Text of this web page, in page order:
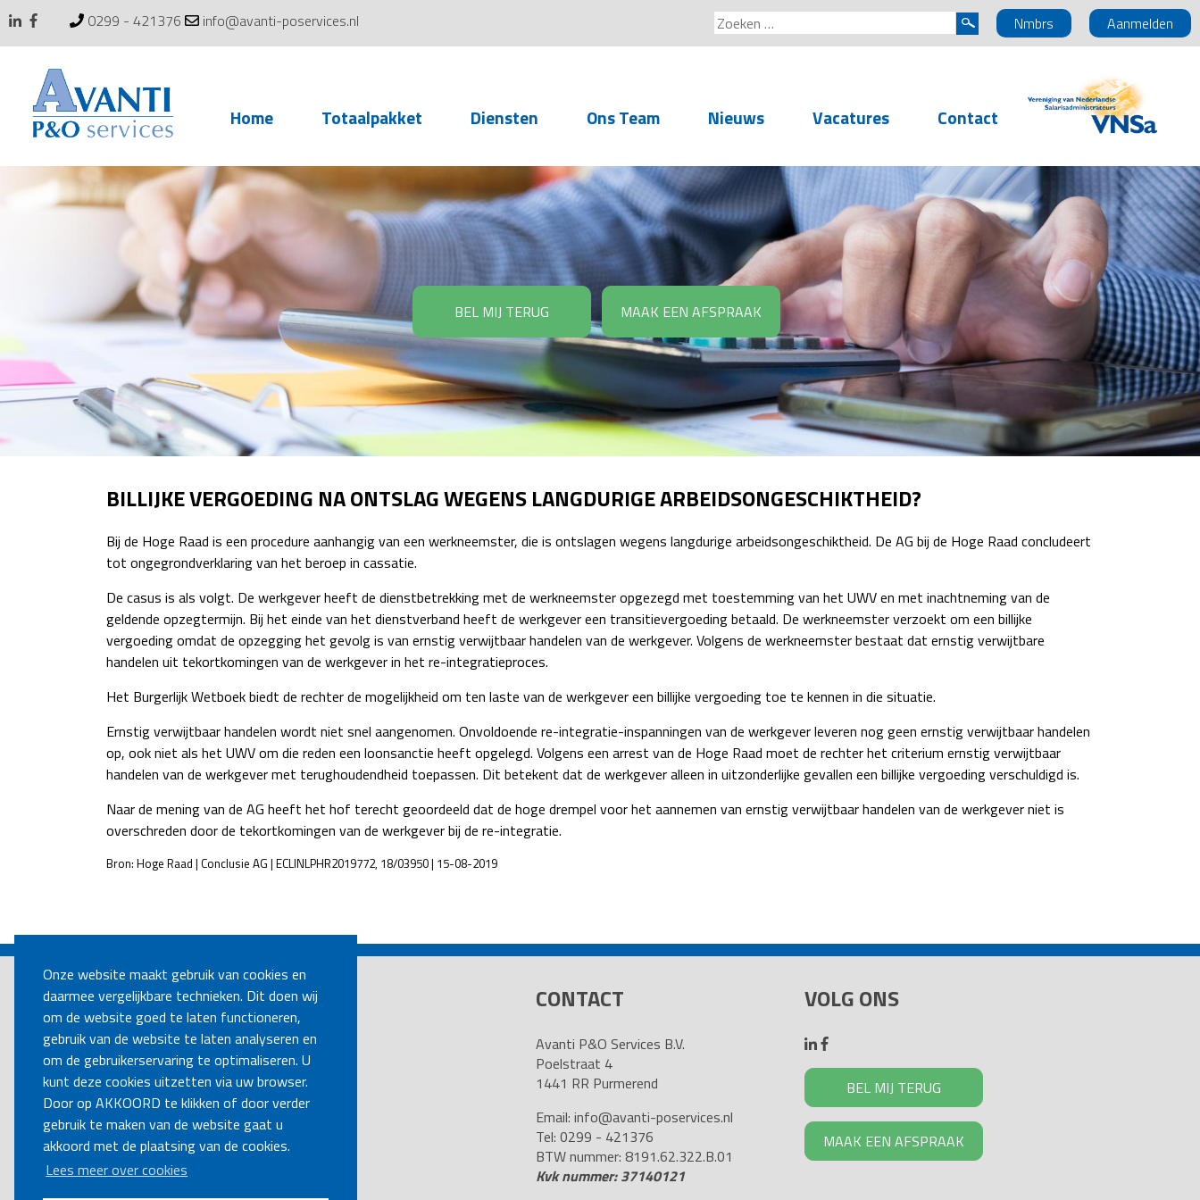
Onze website maakt gebruik van cookies en
daarmee vergelijkbare technieken. Dit doen wij
om de website goed te laten functioneren,
gebruik van de website te laten analyseren en
om de gebruikerservaring te optimaliseren. U
kunt deze cookies uitzetten via uw browser.
Door op AKKOORD te klikken of door verder
gebruik te maken van de website gaat u
akkoord met de plaatsing van de cookies.
Lees meer over cookies
0299 - 421376 info@avanti-poservices.nl Aanmelden
Nmbrs
Zoeken
naar:
Home Totaalpakket Diensten
Service voor
accountants- en
administratiekantoren
Arbeidsrechtelijke
Advisering
Salarisadministratie
Personeelsadministratie
Detachering
Ons Team Nieuws Vacatures Contact
BEL MIJ TERUG MAAK EEN AFSPRAAK
BILLIJKE VERGOEDING NA ONTSLAG WEGENS LANGDURIGE ARBEIDSONGESCHIKTHEID?
Bij de Hoge Raad is een procedure aanhangig van een werkneemster, die is ontslagen wegens langdurige arbeidsongeschiktheid. De AG bij de Hoge Raad concludeert
tot ongegrondverklaring van het beroep in cassatie.
De casus is als volgt. De werkgever heeft de dienstbetrekking met de werkneemster opgezegd met toestemming van het UWV en met inachtneming van de
geldende opzegtermijn. Bij het einde van het dienstverband heeft de werkgever een transitievergoeding betaald. De werkneemster verzoekt om een billijke
vergoeding omdat de opzegging het gevolg is van ernstig verwijtbaar handelen van de werkgever. Volgens de werkneemster bestaat dat ernstig verwijtbare
handelen uit tekortkomingen van de werkgever in het re-integratieproces.
Het Burgerlijk Wetboek biedt de rechter de mogelijkheid om ten laste van de werkgever een billijke vergoeding toe te kennen in die situatie.
Ernstig verwijtbaar handelen wordt niet snel aangenomen. Onvoldoende re-integratie-inspanningen van de werkgever leveren nog geen ernstig verwijtbaar handelen
op, ook niet als het UWV om die reden een loonsanctie heeft opgelegd. Volgens een arrest van de Hoge Raad moet de rechter het criterium ernstig verwijtbaar
handelen van de werkgever met terughoudendheid toepassen. Dit betekent dat de werkgever alleen in uitzonderlijke gevallen een billijke vergoeding verschuldigd is.
Naar de mening van de AG heeft het hof terecht geoordeeld dat de hoge drempel voor het aannemen van ernstig verwijtbaar handelen van de werkgever niet is
overschreden door de tekortkomingen van de werkgever bij de re-integratie.
Bron: Hoge Raad | Conclusie AG | ECLINLPHR2019772, 18/03950 | 15-08-2019
NAVIGATION
CONTACT
Avanti P&O Services B.V.
Poelstraat 4
1441 RR Purmerend
Email: info@avanti-poservices.nl
Tel: 0299 - 421376
BTW nummer: 8191.62.322.B.01
Kvk nummer: 37140121
VOLG ONS
BEL MIJ TERUG
MAAK EEN AFSPRAAK